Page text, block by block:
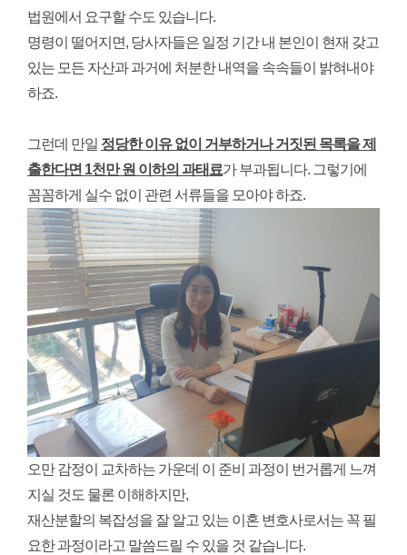
법원에서 요구할 수도 있습니다.
명령이 떨어지면, 당사자들은 일정 기간 내 본인이 현재 갖고
있는 모든 자산과 과거에 처분한 내역을 속속들이 밝혀내야
하죠.
그런데 만일 정당한 이유 없이 거부하거나 거짓된 목록을 제
출한다면 1천만 원 이하의 과태료가 부과됩니다. 그렇기에
꼼꼼하게 실수 없이 관련 서류들을 모아야 하죠.
오만 감정이 교차하는 가운데 이 준비 과정이 번거롭게 느껴
지실 것도 물론 이해하지만,
재산분할의 복잡성을 잘 알고 있는 이혼 변호사로서는 꼭 필
요한 과정이라고 말씀드릴 수 있을 것 같습니다.